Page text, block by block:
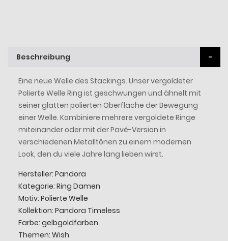
Beschreibung
Eine neue Welle des Stackings. Unser vergoldeter
Polierte Welle Ring ist geschwungen und ähnelt mit
seiner glatten polierten Oberfläche der Bewegung
einer Welle. Kombiniere mehrere vergoldete Ringe
miteinander oder mit der Pavé-Version in
verschiedenen Metalltönen zu einem modernen
Look, den du viele Jahre lang lieben wirst.
Hersteller: Pandora
Kategorie: Ring Damen
Motiv: Polierte Welle
Kollektion: Pandora Timeless
Farbe: gelbgoldfarben
Themen: Wish